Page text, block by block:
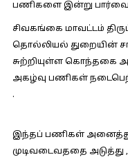
பணிகளை இன்று
சிவகங்கை மாவட்டம்
தொல்லியல் துறையின்
சுற்றியுள்ள கொந்தகை
அகழ்வு பணிகள்
.
இந்தப் பணிகள்
முடிவடைவததை